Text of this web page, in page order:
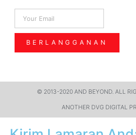
BERLANGGANAN
© 2013-2020 AND BEYOND. ALL
ANOTHER DVG DIGITAL